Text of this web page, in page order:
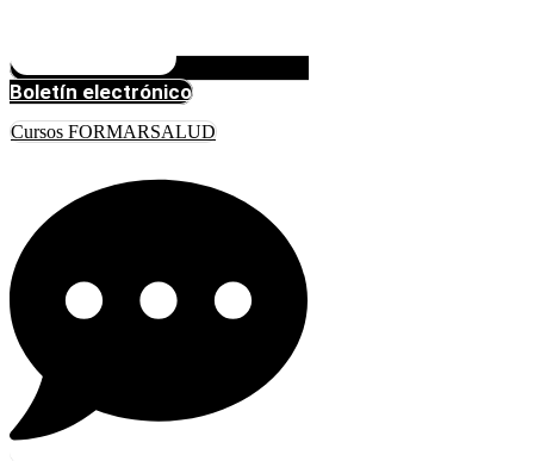
Boletín electrónico
Cursos FORMARSALUD